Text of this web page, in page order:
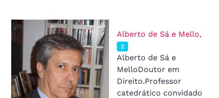
Alberto de Sá e Mello,
2
Alberto de Sá e
MelloDoutor em
Direito.Professor
catedrático convidado